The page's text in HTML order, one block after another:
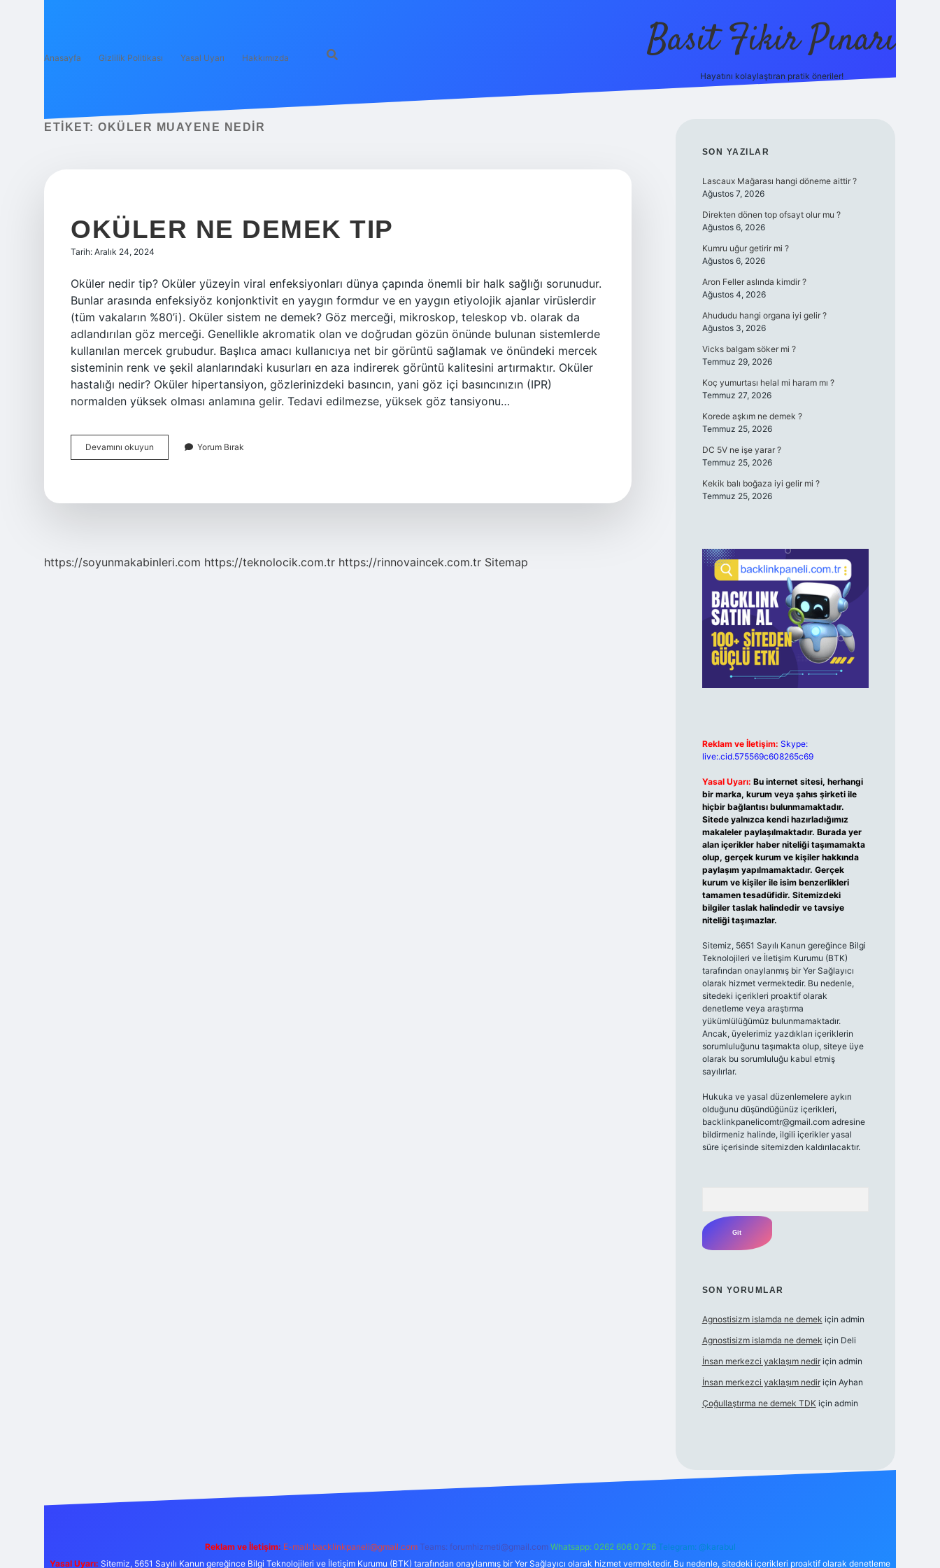
Anasayfa Gizlilik Politikası Yasal Uyarı Hakkımızda Basit Fikir Pınarı
Hayatını kolaylaştıran pratik öneriler!
ETIKET: OKÜLER MUAYENE NEDIR
OKÜLER NE DEMEK TIP
Tarih: Aralık 24, 2024
Oküler nedir tip? Oküler yüzeyin viral enfeksiyonları dünya çapında önemli bir halk sağlığı sorunudur.
Bunlar arasında enfeksiyöz konjonktivit en yaygın formdur ve en yaygın etiyolojik ajanlar virüslerdir
(tüm vakaların %80’i). Oküler sistem ne demek? Göz merceği, mikroskop, teleskop vb. olarak da
adlandırılan göz merceği. Genellikle akromatik olan ve doğrudan gözün önünde bulunan sistemlerde
kullanılan mercek grubudur. Başlıca amacı kullanıcıya net bir görüntü sağlamak ve önündeki mercek
sisteminin renk ve şekil alanlarındaki kusurları en aza indirerek görüntü kalitesini artırmaktır. Oküler
hastalığı nedir? Oküler hipertansiyon, gözlerinizdeki basıncın, yani göz içi basıncınızın (IPR)
normalden yüksek olması anlamına gelir. Tedavi edilmezse, yüksek göz tansiyonu…
Devamını okuyun
Ne
Yorum Bırak
https://soyunmakabinleri.com https://teknolocik.com.tr https://rinnovaincek.com.tr Sitemap
SIDEBAR
SON YAZILAR
Lascaux Mağarası hangi döneme aittir ?
Ağustos 7, 2026
Direkten dönen top ofsayt olur mu ?
Ağustos 6, 2026
Kumru uğur getirir mi ?
Ağustos 6, 2026
Aron Feller aslında kimdir ?
Ağustos 4, 2026
Ahududu hangi organa iyi gelir ?
Ağustos 3, 2026
Vicks balgam söker mi ?
Temmuz 29, 2026
Koç yumurtası helal mi haram mı ?
Temmuz 27, 2026
Korede aşkım ne demek ?
Temmuz 25, 2026
DC 5V ne işe yarar ?
Temmuz 25, 2026
Kekik balı boğaza iyi gelir mi ?
Temmuz 25, 2026
Reklam ve İletişim: Skype:
live:.cid.575569c608265c69
Yasal Uyarı: Bu internet sitesi, herhangi
bir marka, kurum veya şahıs şirketi ile
hiçbir bağlantısı bulunmamaktadır.
Sitede yalnızca kendi hazırladığımız
makaleler paylaşılmaktadır. Burada yer
alan içerikler haber niteliği taşımamakta
olup, gerçek kurum ve kişiler hakkında
paylaşım yapılmamaktadır. Gerçek
kurum ve kişiler ile isim benzerlikleri
tamamen tesadüfidir. Sitemizdeki
bilgiler taslak halindedir ve tavsiye
niteliği taşımazlar.
Sitemiz, 5651 Sayılı Kanun gereğince Bilgi
Teknolojileri ve İletişim Kurumu (BTK)
tarafından onaylanmış bir Yer Sağlayıcı
olarak hizmet vermektedir. Bu nedenle,
sitedeki içerikleri proaktif olarak
denetleme veya araştırma
yükümlülüğümüz bulunmamaktadır.
Ancak, üyelerimiz yazdıkları içeriklerin
sorumluluğunu taşımakta olup, siteye üye
olarak bu sorumluluğu kabul etmiş
sayılırlar.
Hukuka ve yasal düzenlemelere aykırı
olduğunu düşündüğünüz içerikleri,
backlinkpanelicomtr@gmail.comadresine
bildirmeniz halinde, ilgili içerikler yasal
süre içerisinde sitemizden kaldırılacaktır.
SON YORUMLAR
Agnostisizm islamda ne demek için admin
Agnostisizm islamda ne demek için Deli
İnsan merkezci yaklaşım nediriçin admin
İnsan merkezci yaklaşım nediriçin Ayhan
Çoğullaştırma ne demek TDKiçin admin
Reklam ve İletişim: E-mail: backlinkpaneli@gmail.com Teams: forumhizmeti@gmail.com Whatsapp: 0262 606 0 726 Telegram: @karabul
Yasal Uyarı: Sitemiz, 5651 Sayılı Kanun gereğince Bilgi Teknolojileri ve İletişim Kurumu (BTK) tarafından onaylanmış bir Yer Sağlayıcı olarak hizmet vermektedir. Bu nedenle, sitedeki içerikleri proaktif olarak denetleme